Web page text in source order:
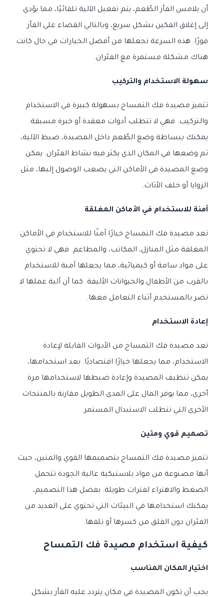
أن يلامس الفأر الطُعم، يتم تفعيل الآلية تلقائيًا، مما يؤدي
إلى إغلاق الفكين بشكل سريع، وبالتالي القضاء على الفأر
فورًا. هذه السرعة تجعلها من أفضل الخيارات في حال كانت
هناك مشكلة مستمرة مع الفئران.
سهولة الاستخدام والتركيب
تتميز مصيدة فك التمساح بسهولة كبيرة في الاستخدام
والتركيب. فهي لا تتطلب أدوات معقدة أو خبرة مسبقة.
يمكنك ببساطة وضع الطُعم داخل المصيدة، ضبط الآلية،
ثم وضعها في المكان الذي يكثر فيه نشاط الفئران. يمكن
وضع المصيدة في الأماكن التي يصعب الوصول إليها، مثل
الزوايا أو خلف الأثاث.
آمنة للاستخدام في الأماكن المغلقة
تعد مصيدة فك التمساح خيارًا آمنًا للاستخدام في الأماكن
المغلقة مثل المنازل، المكاتب، والمطاعم. فهي لا تحتوي
على مواد سامة أو كيميائية، مما يجعلها آمنة للاستخدام
بالقرب من الأطفال والحيوانات الأليفة. كما أن آلية عملها لا
تضر بالمستخدم أثناء التعامل معها.
إعادة الاستخدام
تعد مصيدة فك التمساح من الأدوات القابلة لإعادة
الاستخدام، مما يجعلها خيارًا اقتصاديًا. بعد استخدامها،
يمكن تنظيف المصيدة وإعادة ضبطها لاستخدامها مرة
أخرى، مما يوفر المال على المدى الطويل مقارنة بالمنتجات
الأخرى التي تتطلب الاستبدال المستمر.
تصميم قوي ومتين
تتميز مصيدة فك التمساح بتصميمها القوي والمتين، حيث
أنها مصنوعة من مواد بلاستيكية عالية الجودة تتحمل
الضغط والاهتراء لفترات طويلة. بفضل هذا التصميم،
يمكنك استخدامها في البيئات التي تحتوي على العديد من
الفئران دون القلق من كسرها أو تلفها.
كيفية استخدام مصيدة فك التمساح
اختيار المكان المناسب
يجب أن تكون المصيدة في مكان يتردد عليه الفأر بشكل